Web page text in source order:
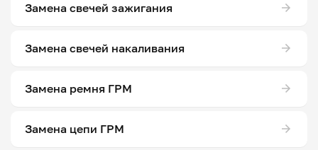
Замена свечей зажигания
Замена свечей накаливания
Замена ремня ГРМ
Замена цепи ГРМ